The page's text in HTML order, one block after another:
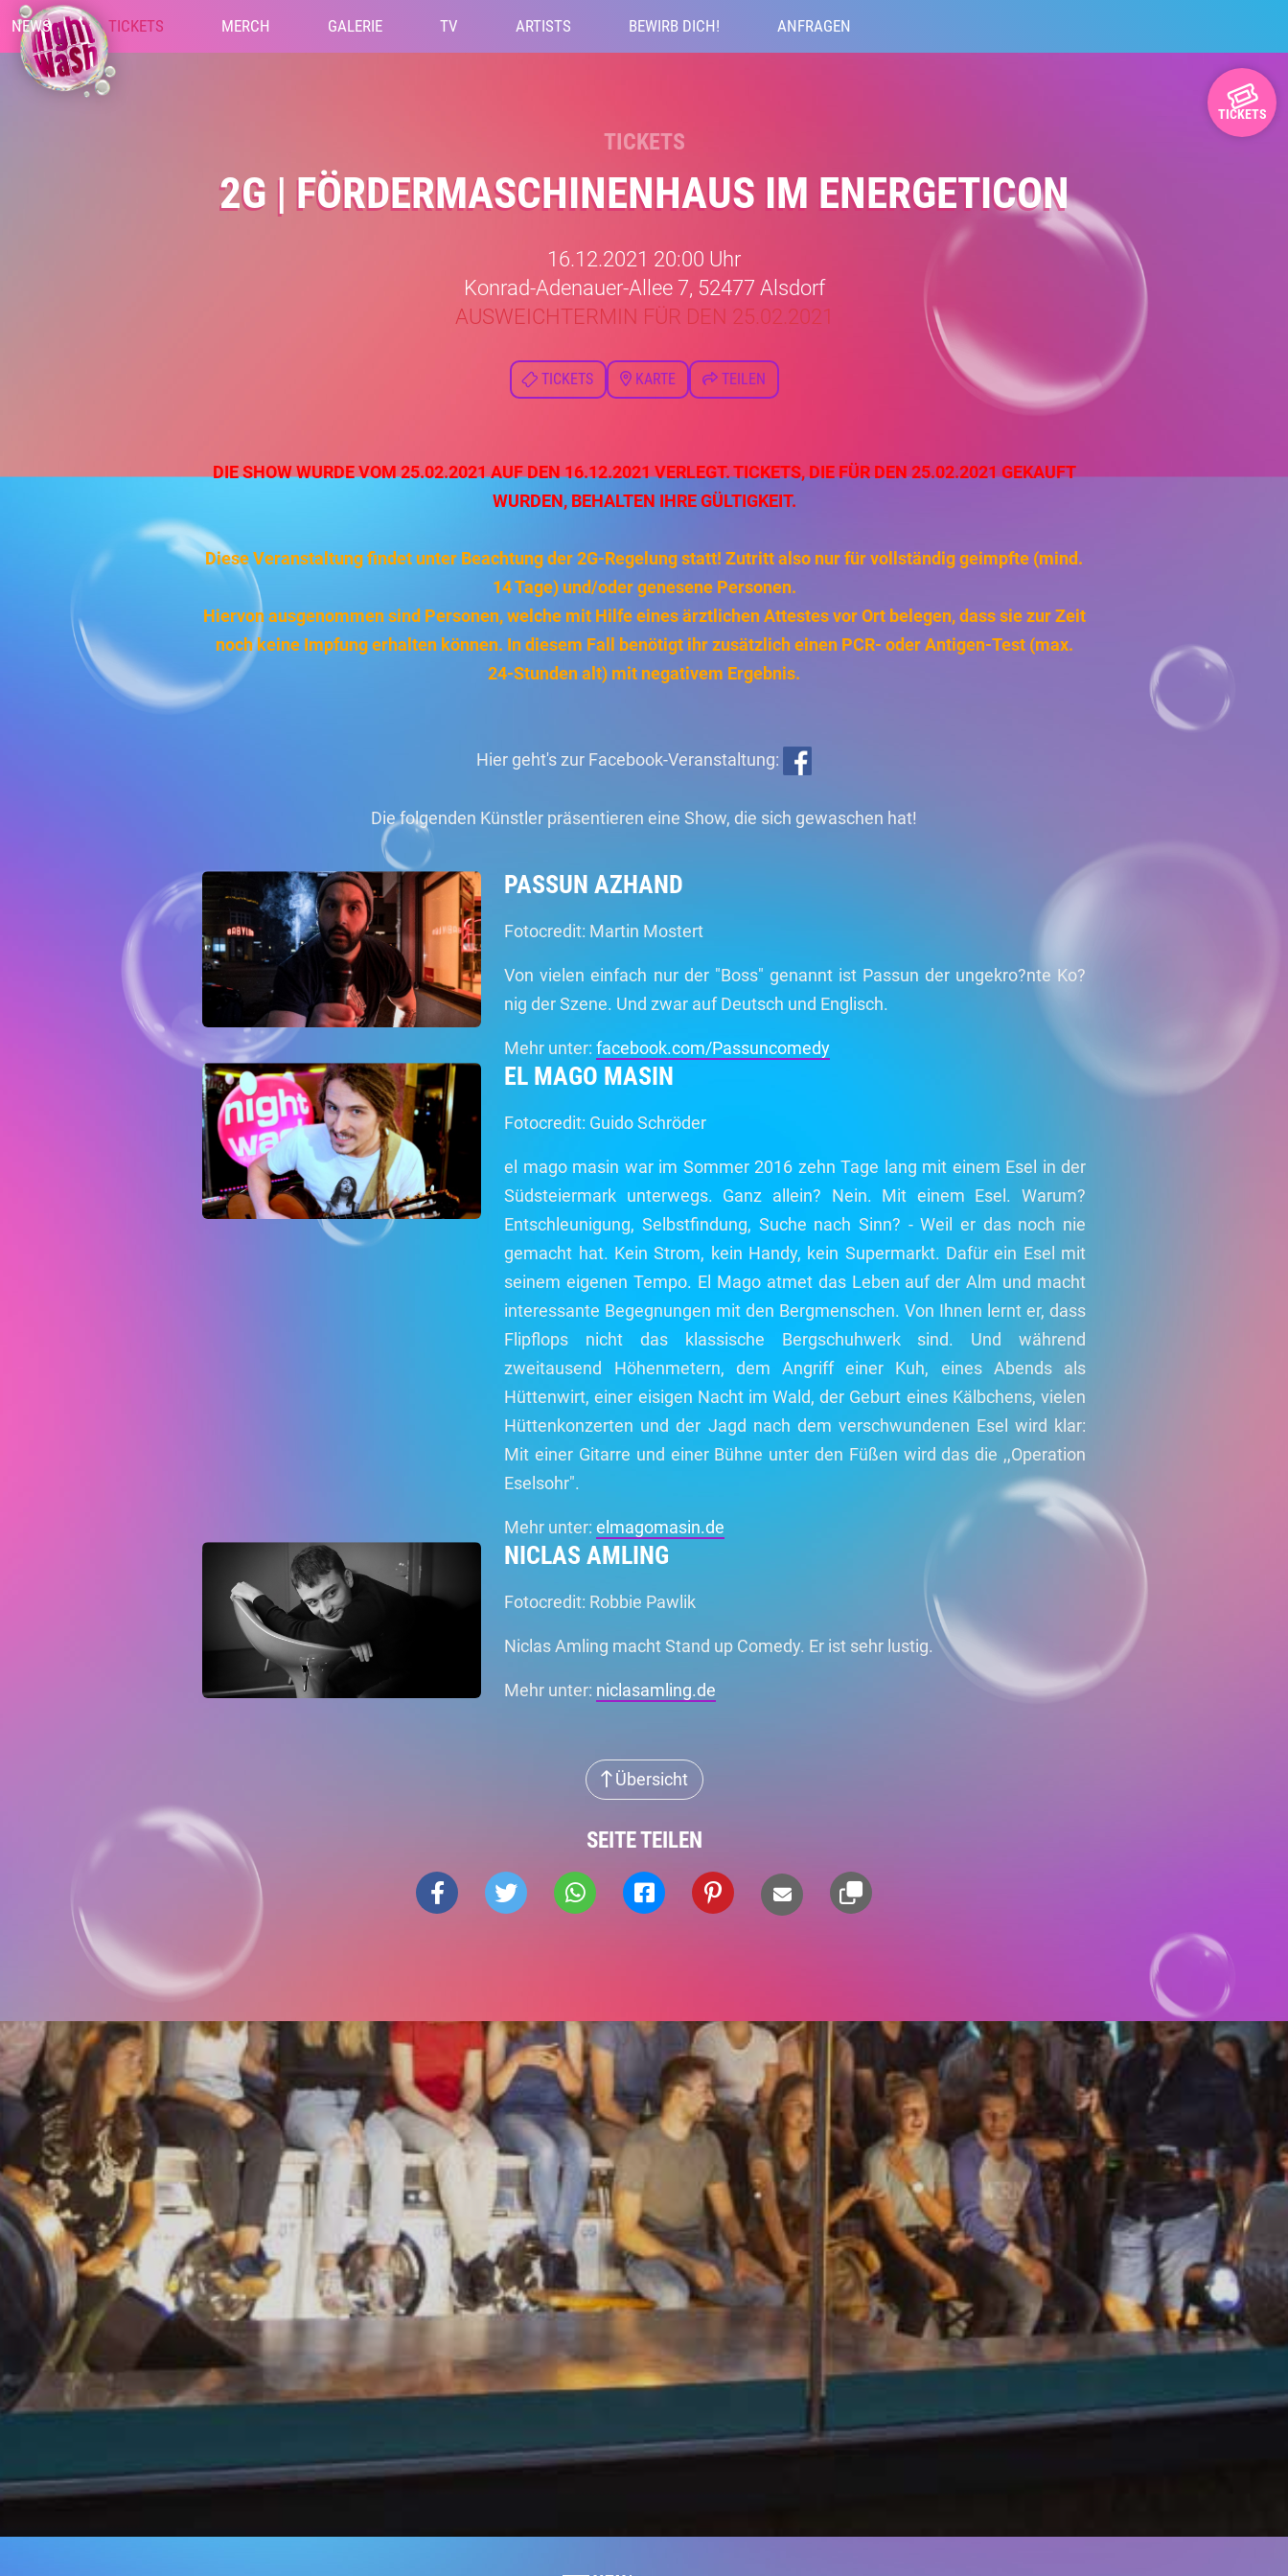
NEWS TICKETS MERCH GALERIE TV ARTISTS BEWIRB DICH! ANFRAGEN
TICKETS
TICKETS
2G | FÖRDERMASCHINENHAUS IM ENERGETICON
16.12.2021 20:00 Uhr
Konrad-Adenauer-Allee 7, 52477 Alsdorf
AUSWEICHTERMIN FÜR DEN 25.02.2021
TICKETS KARTE TEILEN
DIE SHOW WURDE VOM 25.02.2021 AUF DEN 16.12.2021 VERLEGT. TICKETS, DIE FÜR DEN 25.02.2021 GEKAUFT
WURDEN, BEHALTEN IHRE GÜLTIGKEIT.
Diese Veranstaltung findet unter Beachtung der 2G-Regelung statt! Zutritt also nur für vollständig geimpfte (mind.
14 Tage) und/oder genesene Personen.
Hiervon ausgenommen sind Personen, welche mit Hilfe eines ärztlichen Attestes vor Ort belegen, dass sie zur Zeit
noch keine Impfung erhalten können. In diesem Fall benötigt ihr zusätzlich einen PCR- oder Antigen-Test (max.
24-Stunden alt) mit negativem Ergebnis.
Hier geht's zur Facebook-Veranstaltung:
Die folgenden Künstler präsentieren eine Show, die sich gewaschen hat!
PASSUN AZHAND
Fotocredit: Martin Mostert
Von vielen einfach nur der "Boss" genannt ist Passun der ungekro?nte Ko?
nig der Szene. Und zwar auf Deutsch und Englisch.
Mehr unter:facebook.com/Passuncomedy
EL MAGO MASIN
Fotocredit: Guido Schröder
el mago masin war im Sommer 2016 zehn Tage lang mit einem Esel in der
Südsteiermark unterwegs. Ganz allein? Nein. Mit einem Esel. Warum?
Entschleunigung, Selbstfindung, Suche nach Sinn? - Weil er das noch nie
gemacht hat. Kein Strom, kein Handy, kein Supermarkt. Dafür ein Esel mit
seinem eigenen Tempo. El Mago atmet das Leben auf der Alm und macht
interessante Begegnungen mit den Bergmenschen. Von Ihnen lernt er, dass
Flipflops nicht das klassische Bergschuhwerk sind. Und während
zweitausend Höhenmetern, dem Angriff einer Kuh, eines Abends als
Hüttenwirt, einer eisigen Nacht im Wald, der Geburt eines Kälbchens, vielen
Hüttenkonzerten und der Jagd nach dem verschwundenen Esel wird klar:
Mit einer Gitarre und einer Bühne unter den Füßen wird das die ,,Operation
Eselsohr".
Mehr unter:elmagomasin.de
NICLAS AMLING
Fotocredit: Robbie Pawlik
Niclas Amling macht Stand up Comedy. Er ist sehr lustig.
Mehr unter: niclasamling.de
Übersicht
SEITE TEILEN